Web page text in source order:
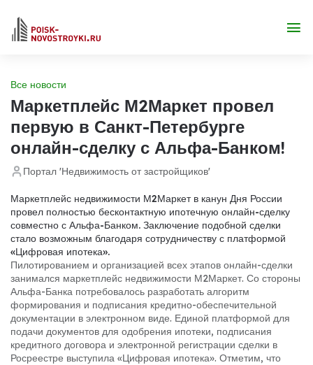
Все новости
Маркетплейс М2Маркет провел
первую в Санкт-Петербурге
онлайн-сделку с Альфа-Банком!
Портал 'Недвижимость от застройщиков'
Маркетплейс недвижимости М2Маркет в канун Дня России
провел полностью бесконтактную ипотечную онлайн-сделку
совместно с Альфа-Банком. Заключение подобной сделки
стало возможным благодаря сотрудничеству с платформой
«Цифровая ипотека».
Пилотированием и организацией всех этапов онлайн-сделки
занимался маркетплейс недвижимости М2Маркет. Со стороны
Альфа-Банка потребовалось разработать алгоритм
формирования и подписания кредитно-обеспечительной
документации в электронном виде. Единой платформой для
подачи документов для одобрения ипотеки, подписания
кредитного договора и электронной регистрации сделки в
Росреестре выступила «Цифровая ипотека». Отметим, что